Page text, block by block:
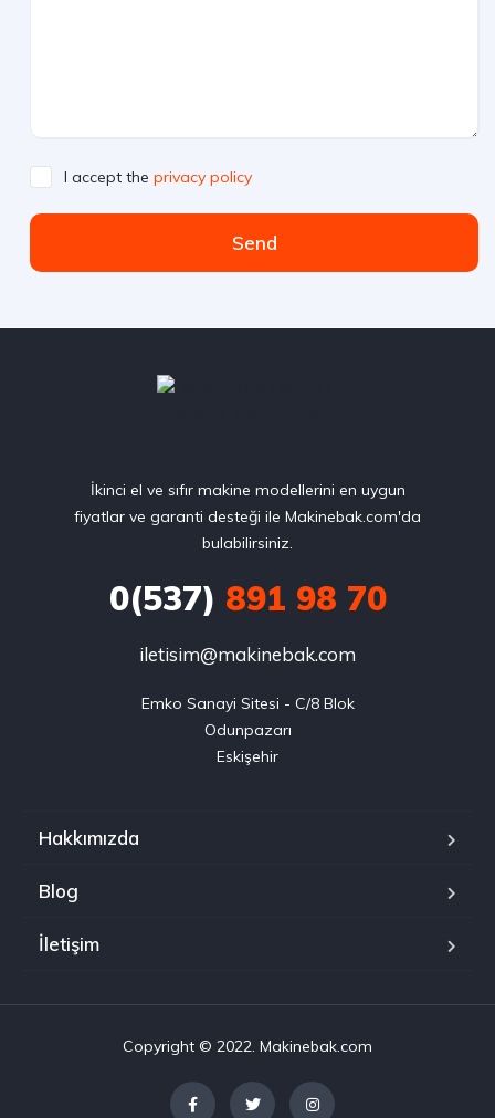
I accept the privacy policy
Send
İkinci el ve sıfır makine modellerini en uygun
fiyatlar ve garanti desteği ile Makinebak.com'da
bulabilirsiniz.
0(537) 891 98 70
iletisim@makinebak.com
Emko Sanayi Sitesi - C/8 Blok
Odunpazarı
Eskişehir
Hakkımızda
Blog
İletişim
Copyright © 2022. Makinebak.com